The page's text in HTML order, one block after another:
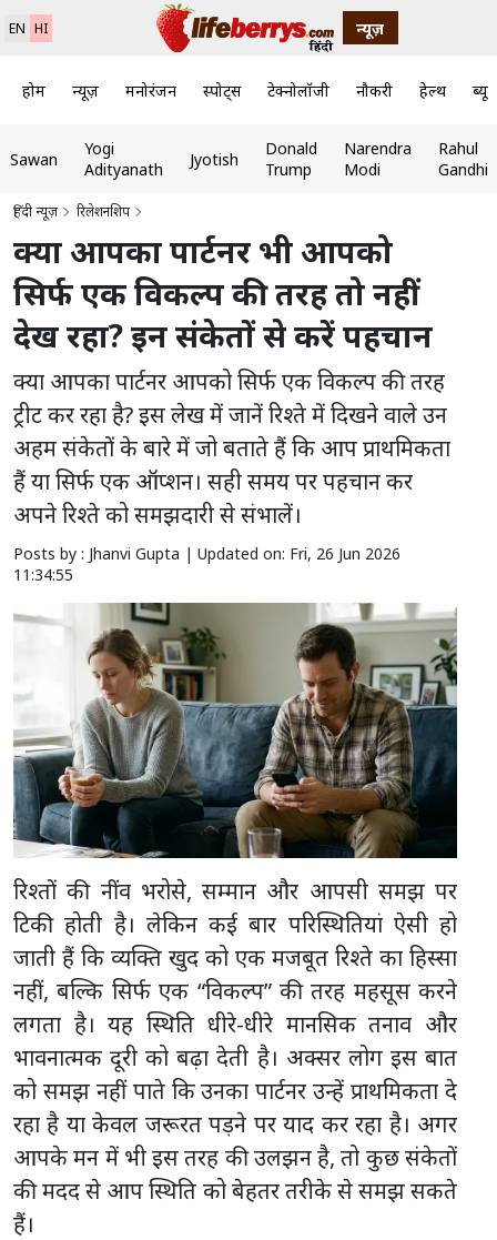
EN HI न्यूज़
होम न्यूज़ मनोरंजन स्पोर्ट्स टेक्नोलॉजी नौकरी हेल्थ
Sawan
Yogi
Adityanath
Jyotish
Donald
Trump
Narendra
Modi
Rahul
Gandhi
हिंदी न्यूज़ रिलेशनशिप
क्या आपका पार्टनर भी आपको
सिर्फ एक विकल्प की तरह तो नहीं
देख रहा? इन संकेतों से करें पहचान
क्या आपका पार्टनर आपको सिर्फ एक विकल्प की तरह
ट्रीट कर रहा है? इस लेख में जानें रिश्ते में दिखने वाले उन
अहम संकेतों के बारे में जो बताते हैं कि आप प्राथमिकता
हैं या सिर्फ एक ऑप्शन। सही समय पर पहचान कर
अपने रिश्ते को समझदारी से संभालें।
Posts by : Jhanvi Gupta | Updated on: Fri, 26 Jun 2026
11:34:55
रिश्तों की नींव भरोसे, सम्मान और आपसी समझ पर
टिकी होती है। लेकिन कई बार परिस्थितियां ऐसी हो
जाती हैं कि व्यक्ति खुद को एक मजबूत रिश्ते का हिस्सा
नहीं, बल्कि सिर्फ एक “विकल्प” की तरह महसूस करने
लगता है। यह स्थिति धीरे-धीरे मानसिक तनाव और
भावनात्मक दूरी को बढ़ा देती है। अक्सर लोग इस बात
को समझ नहीं पाते कि उनका पार्टनर उन्हें प्राथमिकता दे
रहा है या केवल जरूरत पड़ने पर याद कर रहा है। अगर
आपके मन में भी इस तरह की उलझन है, तो कुछ संकेतों
की मदद से आप स्थिति को बेहतर तरीके से समझ सकते
हैं।